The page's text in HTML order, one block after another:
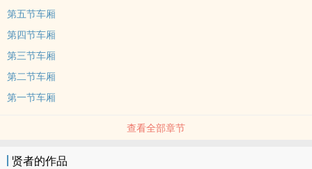
第五节车厢
第四节车厢
第三节车厢
第二节车厢
第一节车厢
查看全部章节
贤者的作品